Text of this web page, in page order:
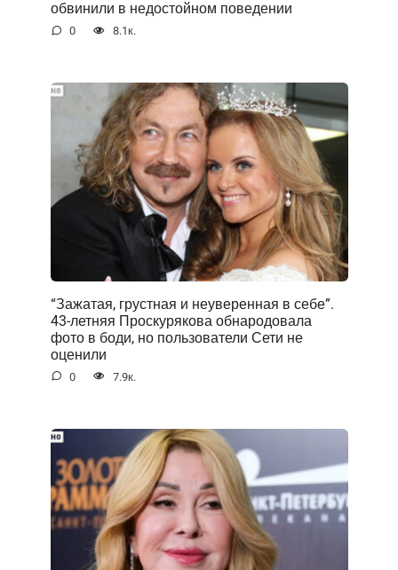
обвинили в недостойном поведении
0 8.1к.
“Зажатая, грустная и неуверенная в себе”.
43-летняя Проскурякова обнародовала
фото в боди, но пользователи Сети не
оценили
0 7.9к.